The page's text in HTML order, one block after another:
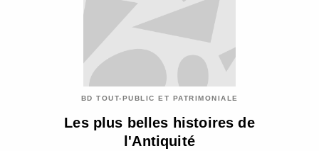
BD TOUT-PUBLIC ET PATRIMONIALE
Les plus belles histoires de
l'Antiquité